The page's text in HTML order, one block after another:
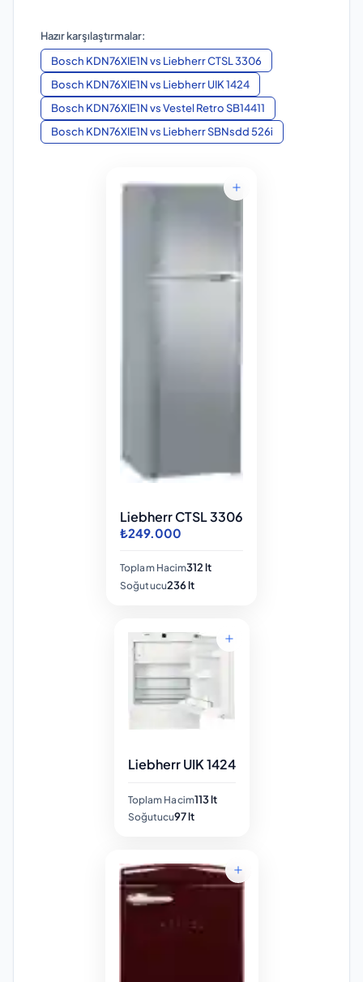
Hazır karşılaştırmalar:
Bosch KDN76XIE1Nvs Liebherr CTSL 3306
Bosch KDN76XIE1Nvs Liebherr UIK 1424
Bosch KDN76XIE1NvsVestel Retro SB14411
Bosch KDN76XIE1Nvs Liebherr SBNsdd 526i
Liebherr CTSL 3306
₺249.000
Toplam Hacim312 lt
Soğutucu236 lt
Liebherr UIK 1424
Toplam Hacim113 lt
Soğutucu97 lt